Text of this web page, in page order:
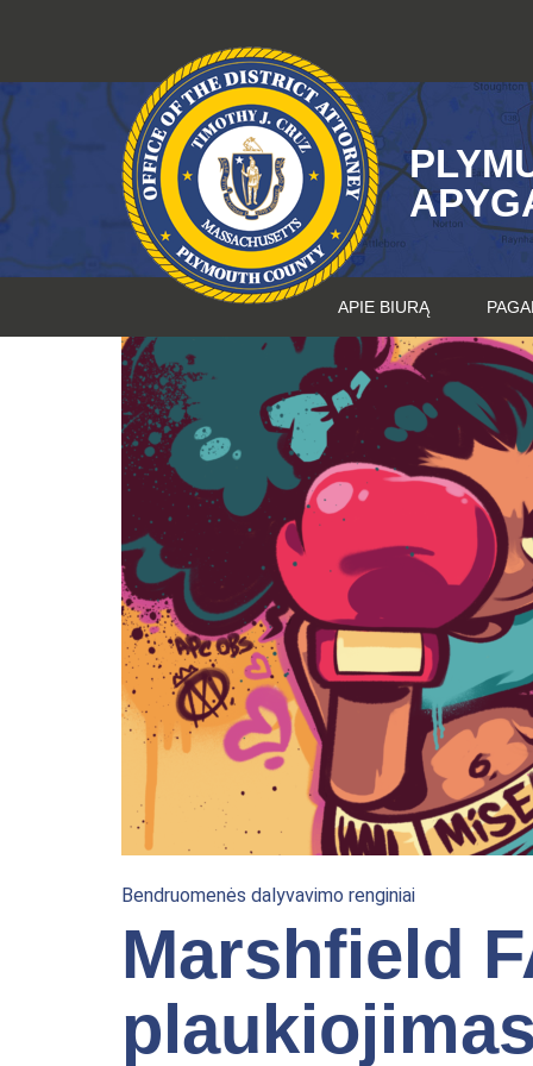
APIE BIURĄ
Bendruomenės dalyvavimo renginiai
Marshfield